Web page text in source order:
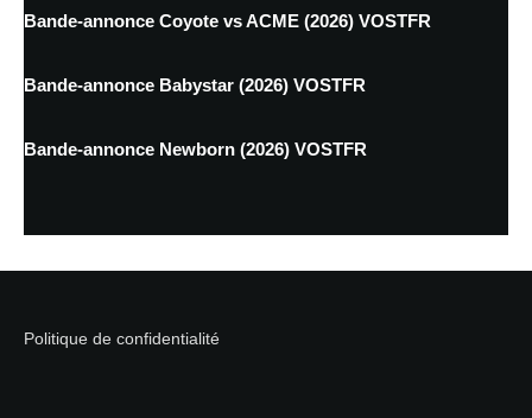
Bande-annonce Coyote vs ACME (2026) VOSTFR
Bande-annonce Babystar (2026) VOSTFR
Bande-annonce Newborn (2026) VOSTFR
Politique de confidentialité